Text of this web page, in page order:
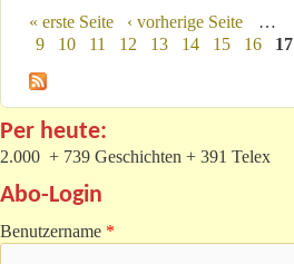
Seiten
« erste Seite ‹ vorherige Seite
…
9
10 11 12 13 14 15 16 17
Per heute:
2.000 + 739 Geschichten + 391 Telex
Abo-Login
Benutzername *